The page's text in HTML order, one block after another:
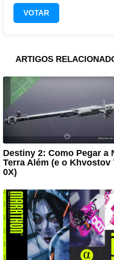
VOTAR
ARTIGOS
Destiny 2: Como Pegar a
Terra Além (e o Khvostov
0X)